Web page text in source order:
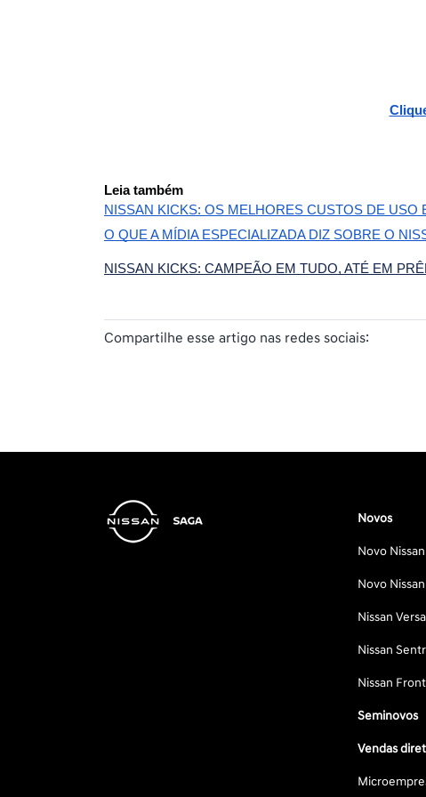
Leia também
NISSAN KICKS: OS MELHORES CUSTOS DE USO
O QUE A MÍDIA ESPECIALIZADA DIZ SOBRE O
NISSAN KICKS: CAMPEÃO EM TUDO, ATÉ EM
Compartilhe esse artigo nas redes sociais:
Novos
Novo
Novo
Nissan Versa
Nissan
Nissan
Seminovos
Vendas